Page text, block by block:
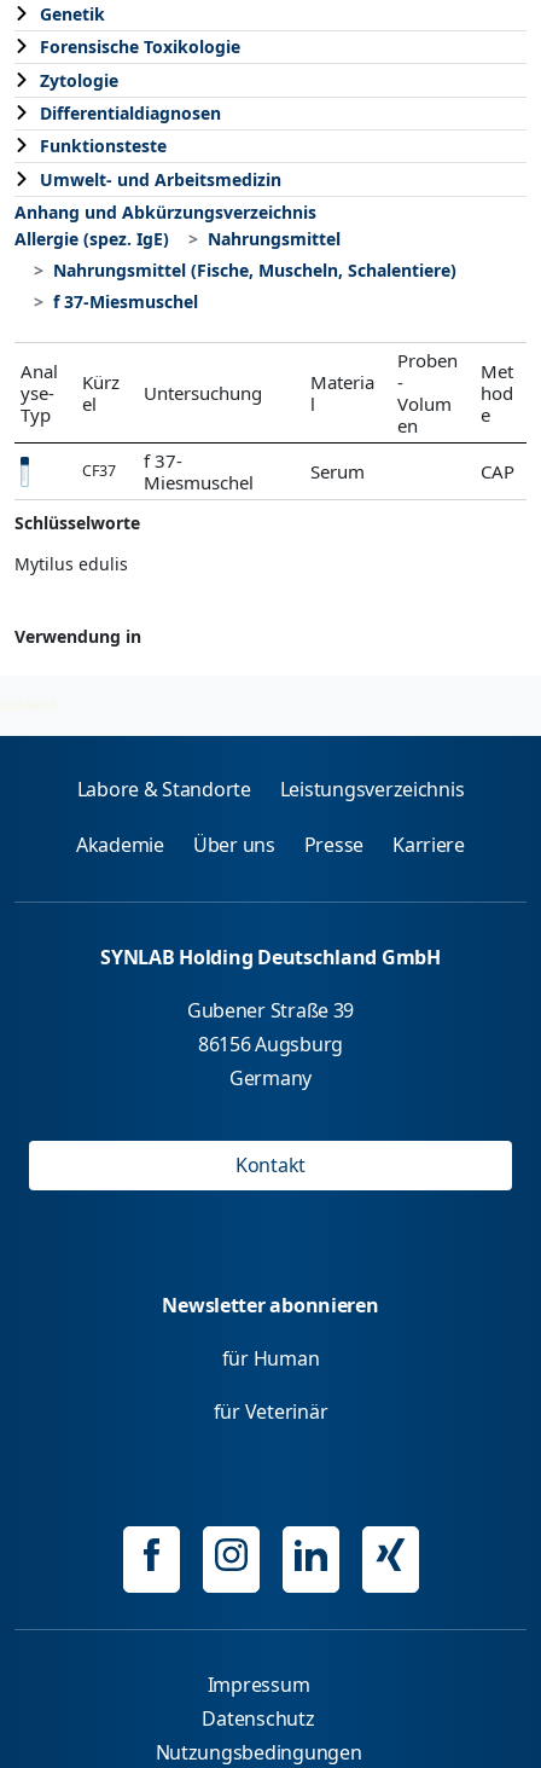
Genetik
Forensische Toxikologie
Zytologie
Differentialdiagnosen
Funktionsteste
Umwelt- und Arbeitsmedizin
Anhang und Abkürzungsverzeichnis
Allergie (spez. IgE)
Nahrungsmittel
Nahrungsmittel (Fische, Muscheln, Schalentiere)
f 37-Miesmuschel
Anal
yse-
Typ
Kürz
el
Untersuchung
Materia
l
Proben
-
Volum
en
Met
hod
e
CF37
f 37-
Miesmuschel
Serum CAP
Schlüsselworte
Mytilus edulis
Verwendung in
2026-08-07
Labore & Standorte Leistungsverzeichnis
Akademie Über uns Presse Karriere
SYNLAB Holding Deutschland GmbH
Gubener Straße 39
86156 Augsburg
Germany
Kontakt
Newsletter abonnieren
für Human
für Veterinär
Impressum
Datenschutz
Nutzungsbedingungen